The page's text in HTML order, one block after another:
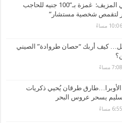
اعترافات القاضي المزيف: غمزة بـ”100 جنيه للحاجب
لتقمص شخصية مستشار”
كيف أربك “حصان طروادة” الصيني
طرقان يُحيي ذكريات
يسحر عروس البحر